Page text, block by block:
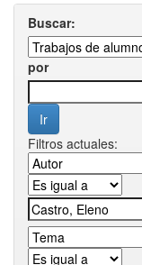
Buscar:
por
Filtros actuales: